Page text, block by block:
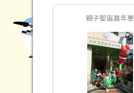
親子聖誕嘉年華